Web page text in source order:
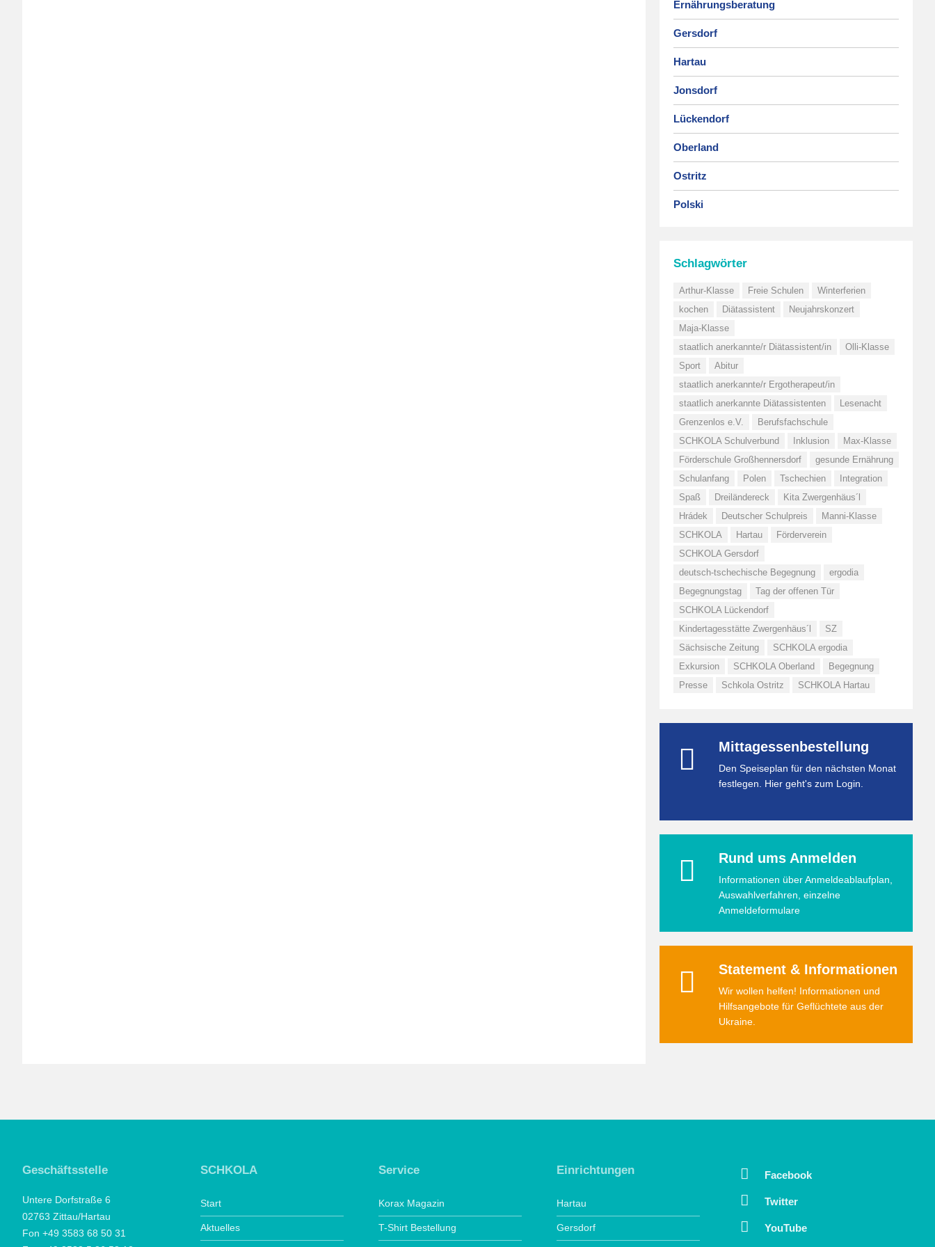
Ernährungsberatung
Gersdorf
Hartau
Jonsdorf
Lückendorf
Oberland
Ostritz
Polski
Schlagwörter
Arthur-Klasse Freie Schulen
Winterferien
kochen
Diätassistent
Neujahrskonzert
Maja-Klasse
staatlich anerkannte/r Diätassistent/in
Olli-Klasse
Sport
Abitur
staatlich anerkannte/r Ergotherapeut/in
staatlich anerkannte Diätassistenten
Lesenacht
Grenzenlos e.V.
Berufsfachschule
SCHKOLA Schulverbund
Inklusion
Max-Klasse
Förderschule Großhennersdorf
gesunde Ernährung
Schulanfang
Polen Tschechien
Integration
Spaß
Dreiländereck
Kita Zwergenhäus´l
Hrádek
Deutscher Schulpreis
Manni-Klasse
SCHKOLA
Hartau
Förderverein
SCHKOLA Gersdorf
deutsch-tschechische Begegnung
ergodia
Begegnungstag
Tag der offenen Tür
SCHKOLA Lückendorf
Kindertagesstätte Zwergenhäus´l
SZ
Sächsische Zeitung
SCHKOLA ergodia
Exkursion
SCHKOLA Oberland
Begegnung
Presse
Schkola Ostritz SCHKOLA Hartau
Mittagessenbestellung
Den Speiseplan für den nächsten Monat
festlegen. Hier geht's zum Login.
Rund ums Anmelden
Informationen über Anmeldeablaufplan,
Auswahlverfahren, einzelne
Anmeldeformulare
Statement & Informationen
Wir wollen helfen! Informationen und
Hilfsangebote für Geflüchtete aus der
Ukraine.
Geschäftsstelle
Untere Dorfstraße 6
02763 Zittau/Hartau
Fon +49 3583 68 50 31
SCHKOLA
Start
Aktuelles
Service
Korax Magazin
T-Shirt Bestellung
Einrichtungen
Hartau
Gersdorf
Facebook
Twitter
YouTube